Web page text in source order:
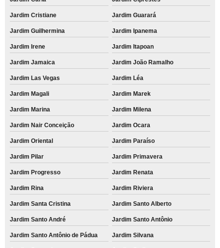
Jardim Cristiane Jardim Guarará
Jardim Guilhermina Jardim Ipanema
Jardim Irene Jardim Itapoan
Jardim Jamaica Jardim João Ramalho
Jardim Las Vegas Jardim Léa
Jardim Magali Jardim Marek
Jardim Marina Jardim Milena
Jardim Nair Conceição Jardim Ocara
Jardim Oriental Jardim Paraíso
Jardim Pilar Jardim Primavera
Jardim Progresso Jardim Renata
Jardim Rina Jardim Riviera
Jardim Santa Cristina Jardim Santo Alberto
Jardim Santo André Jardim Santo Antônio
Jardim Santo Antônio de Pádua Jardim Silvana